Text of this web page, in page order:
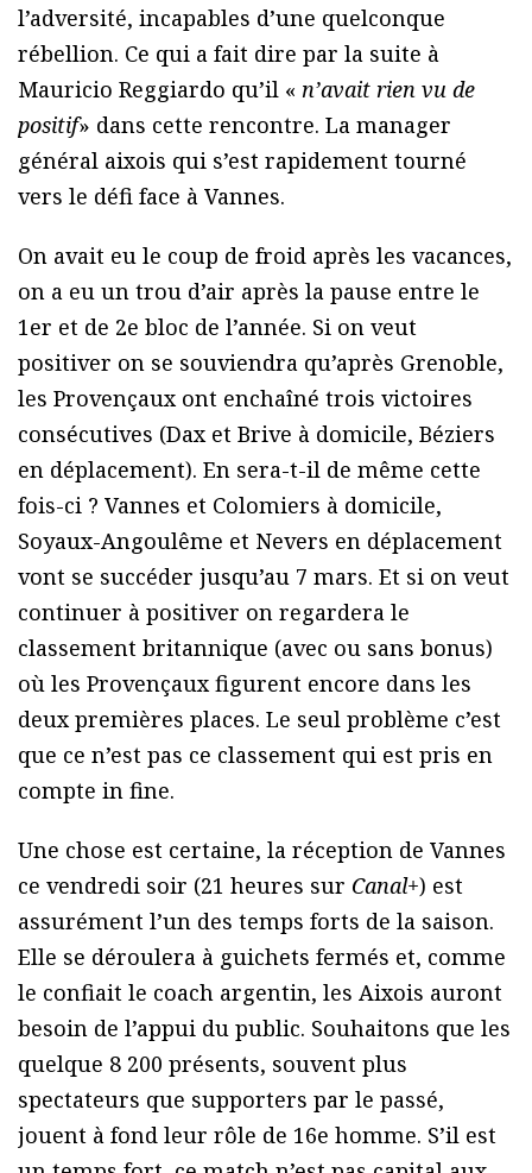
l’adversité, incapables d’une quelconque
rébellion. Ce qui a fait dire par la suite à
Mauricio Reggiardo qu’il « n’avait rien vu de
positif» dans cette rencontre. La manager
général aixois qui s’est rapidement tourné
vers le défi face à Vannes.
On avait eu le coup de froid après les vacances,
on a eu un trou d’air après la pause entre le
1er et de 2e bloc de l’année. Si on veut
positiver on se souviendra qu’après Grenoble,
les Provençaux ont enchaîné trois victoires
consécutives (Dax et Brive à domicile, Béziers
en déplacement). En sera-t-il de même cette
fois-ci ? Vannes et Colomiers à domicile,
Soyaux-Angoulême et Nevers en déplacement
vont se succéder jusqu’au 7 mars. Et si on veut
continuer à positiver on regardera le
classement britannique (avec ou sans bonus)
où les Provençaux figurent encore dans les
deux premières places. Le seul problème c’est
que ce n’est pas ce classement qui est pris en
compte in fine.
Une chose est certaine, la réception de Vannes
ce vendredi soir (21 heures sur Canal+) est
assurément l’un des temps forts de la saison.
Elle se déroulera à guichets fermés et, comme
le confiait le coach argentin, les Aixois auront
besoin de l’appui du public. Souhaitons que les
quelque 8 200 présents, souvent plus
spectateurs que supporters par le passé,
jouent à fond leur rôle de 16e homme. S’il est